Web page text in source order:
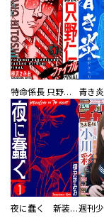
特命係長 只野仁ファイナル 愛蔵版 青き炎
夜に蠢く 新装版